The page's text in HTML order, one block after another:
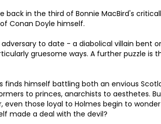
back in the third of Bonnie MacBird's
Conan Doyle himself.
to date - a diabolical villain bent
gruesome ways. A further puzzle is
finds himself battling both an envious
to princes, anarchists to aesthetes.
those loyal to Holmes begin to
made a deal with the devil?